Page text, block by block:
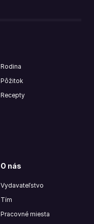
Rodina
Pôžitok
Recepty
O nás
Vydavateľstvo
Tím
Pracovné miesta